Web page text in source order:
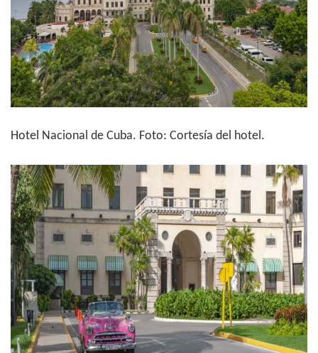
Hotel Nacional de Cuba. Foto: Cortesía del hotel.